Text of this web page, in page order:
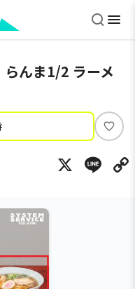
らんま1/2 ラーメ
い
ね
X